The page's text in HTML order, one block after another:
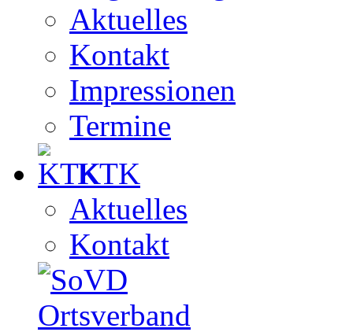
Aktuelles
Kontakt
Impressionen
Termine
KTK
Aktuelles
Kontakt